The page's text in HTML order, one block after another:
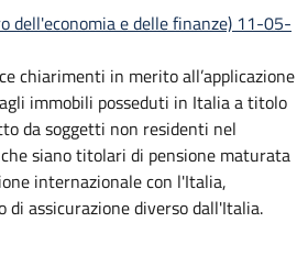
dell'economia e delle finanze) 11-05-
chiarimenti in merito all’applicazione
agli immobili posseduti in Italia a titolo
da soggetti non residenti nel
siano titolari di pensione maturata
internazionale con l'Italia,
assicurazione diverso dall'Italia.